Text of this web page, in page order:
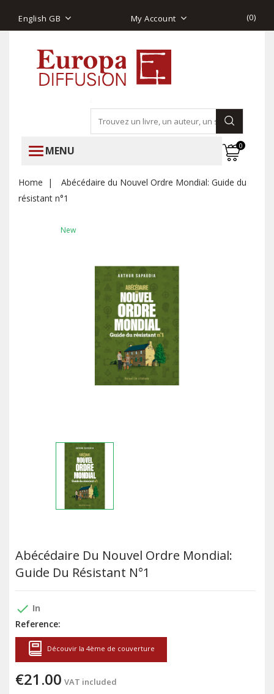
English GB My Account (0)
MENU 0
Home
Abécédaire du Nouvel Ordre Mondial: Guide du
résistant n°1
New
Abécédaire Du Nouvel Ordre Mondial:
Guide Du Résistant N°1
done In
Reference:
Découvir la 4ème de couverture
€21.00 VAT included